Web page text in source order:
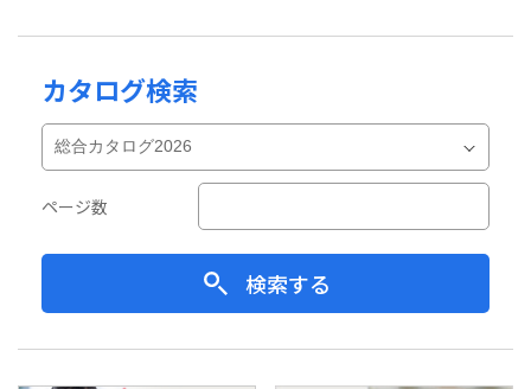
カタログ検索
ページ数
検索する